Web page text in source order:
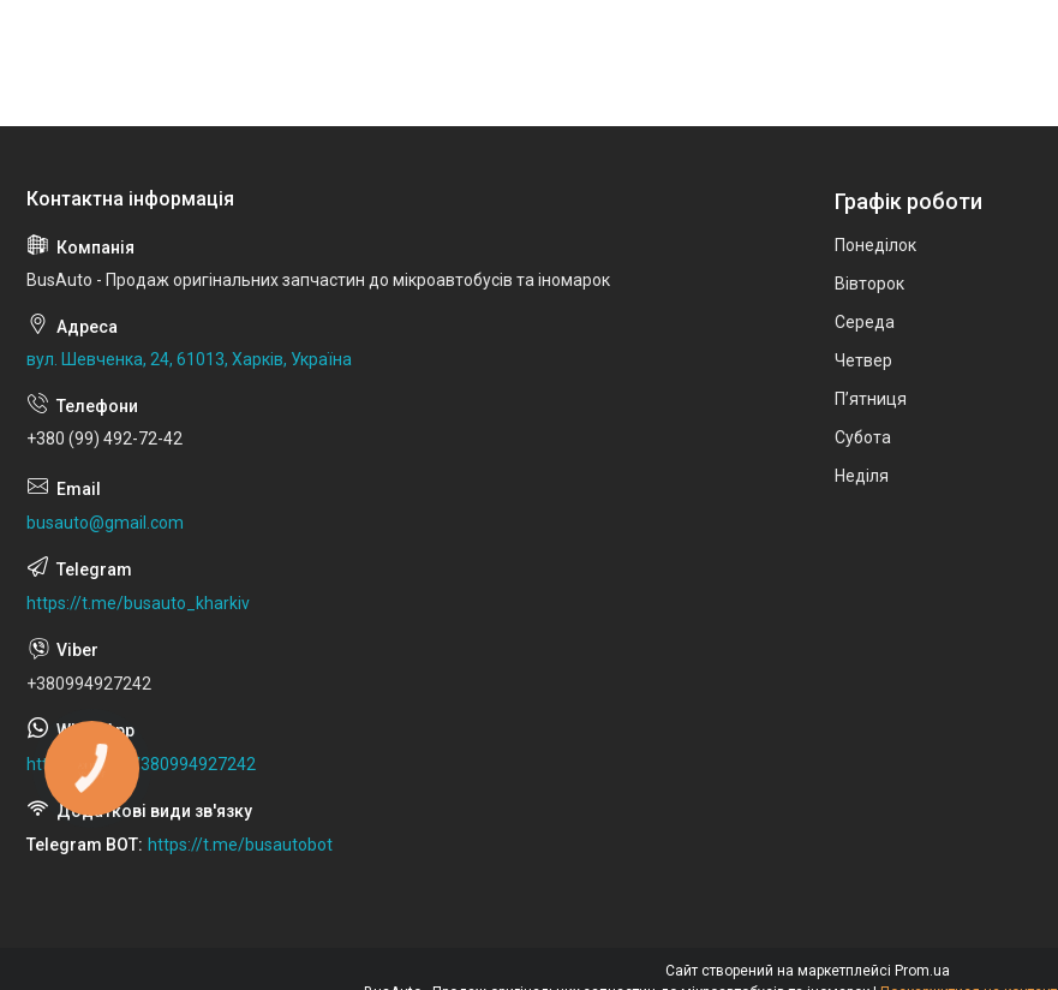
BusAuto - Продаж оригінальних запчастин до мікроавтобусів та іномарок
вул. Шевченка, 24, 61013, Харків, Україна
+380 (99) 492-72-42
busauto@gmail.com
https://t.me/busauto_kharkiv
+380994927242
https://wa.me/380994927242
Telegram BOT https://t.me/busautobot
Графік роботи
Понеділок
Вівторок
Середа
Четвер
Пʼятниця
Субота
Неділя
Сайт створений на маркетплейсі Prom.ua
КНОПКА
ЗВ'ЯЗКУ